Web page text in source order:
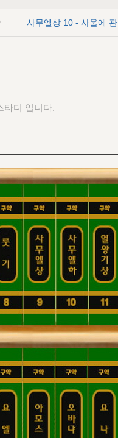
사무엘상 10 - 사울에
타디 입니다.